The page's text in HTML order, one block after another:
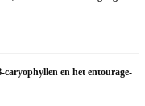
en het entourage-